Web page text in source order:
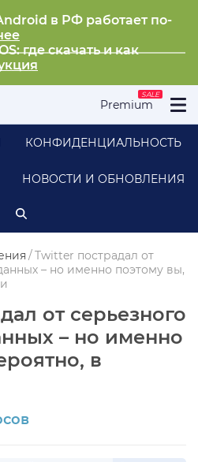
в РФ работает по-
где скачать и как
Premium
SALE
КОНФИДЕНЦИАЛЬНОСТЬ
НОВОСТИ И ОБНОВЛЕНИЯ
/Twitter пострадал от
– но именно поэтому вы,
от серьезного
– но именно
в